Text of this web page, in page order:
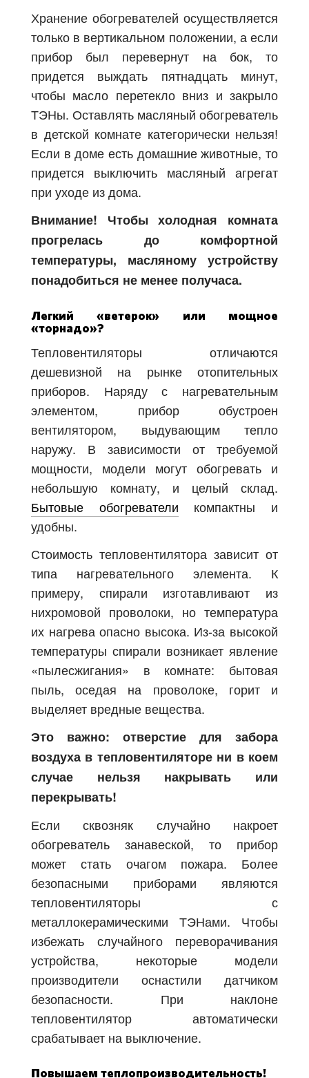
Хранение обогревателей осуществляется
только в вертикальном положении, а если
прибор был перевернут на бок, то
придется выждать пятнадцать минут,
чтобы масло перетекло вниз и закрыло
ТЭНы. Оставлять масляный обогреватель
в детской комнате категорически нельзя!
Если в доме есть домашние животные, то
придется выключить масляный агрегат
при уходе из дома.
Внимание! Чтобы холодная комната
прогрелась до комфортной
температуры, масляному устройству
понадобиться не менее получаса.
Легкий «ветерок» или мощное
«торнадо»?
Тепловентиляторы отличаются
дешевизной на рынке отопительных
приборов. Наряду с нагревательным
элементом, прибор обустроен
вентилятором, выдувающим тепло
наружу. В зависимости от требуемой
мощности, модели могут обогревать и
небольшую комнату, и целый склад.
Бытовые обогреватели компактны и
удобны.
Стоимость тепловентилятора зависит от
типа нагревательного элемента. К
примеру, спирали изготавливают из
нихромовой проволоки, но температура
их нагрева опасно высока. Из-за высокой
температуры спирали возникает явление
«пылесжигания» в комнате: бытовая
пыль, оседая на проволоке, горит и
выделяет вредные вещества.
Это важно: отверстие для забора
воздуха в тепловентиляторе ни в коем
случае нельзя накрывать или
перекрывать!
Если сквозняк случайно накроет
обогреватель занавеской, то прибор
может стать очагом пожара. Более
безопасными приборами являются
тепловентиляторы с
металлокерамическими ТЭНами. Чтобы
избежать случайного переворачивания
устройства, некоторые модели
производители оснастили датчиком
безопасности. При наклоне
тепловентилятор автоматически
срабатывает на выключение.
Повышаем теплопроизводительность!